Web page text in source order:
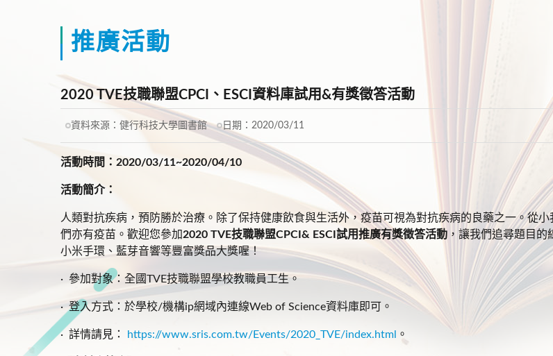
推廣活動
2020 TVE技職聯盟CPCI、ESCI資料庫試用&有獎徵答活動
資料來源： 健行科技大學圖書館 日期： 2020/03/11
活動時間：2020/03/11~2020/04/10
活動簡介：
人類對抗疾病，預防勝於治療。除了保持健康飲食與生活外，疫苗可視為對抗疾病的良藥之一。從
們亦有疫苗。歡迎您參加2020 TVE技職聯盟CPCI& ESCI試用推廣有獎徵答活動 ，讓我們追尋題目
小米手環、藍芽音響等豐富獎品大獎喔！
· 參加對象：全國TVE技職聯盟學校教職員工生。
· 登入方式：於學校/機構ip網域內連線Web of Science資料庫即可。
· 詳情請見： https://www.sris.com.tw/Events/2020_TVE/index.html 。